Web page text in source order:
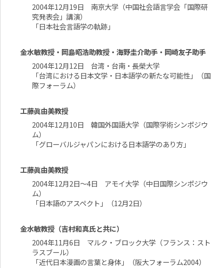
2004年12月19日 南京大学（中国社会語言学会「国際研
究発表会」講演）
「日本社会言語学の軌跡」
金水敏教授・岡島昭浩助教授・海野圭介助手・岡崎友子助手
2004年12月12日 台湾・台南・長榮大学
「台湾における日本文学・日本語学の新たな可能性」（国
際フォーラム）
工藤眞由美教授
2004年12月10日 韓国外国語大学（国際学術シンポジウ
ム）
「グローバルジャパンにおける日本語学のあり方」
工藤眞由美教授
2004年12月2日～4日 アモイ大学（中日国際シンポジウ
ム）
「日本語のアスペクト」（12月2日）
金水敏教授（吉村和真氏と共に）
2004年11月6日 マルク・ブロック大学（フランス：スト
ラスブール）
「近代日本漫画の言葉と身体」（阪大フォーラム2004）